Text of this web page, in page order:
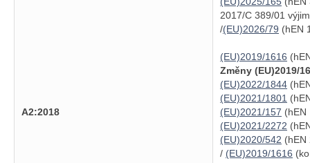
A2:2018
2017/C 389/01
/(EU)2026/79 (hEN
(EU)2019/1616
Změny (EU)2019/
(EU)2022/1844
(EU)2021/1801
(EU)2021/157 (hEN
(EU)2021/2272
(EU)2020/542 (hEN
/ (EU)2019/1616